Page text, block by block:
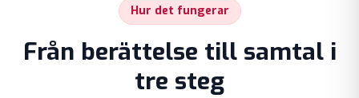
Hur det fungerar
Från berättelse till samtal i
tre steg